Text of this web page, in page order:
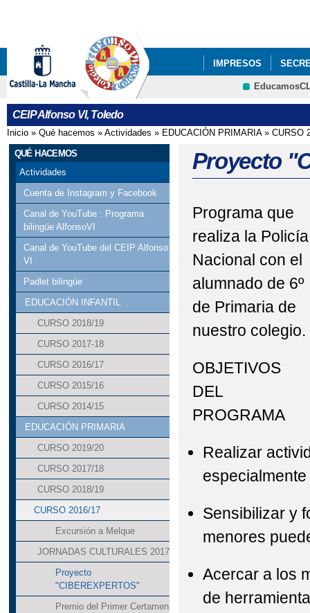
IMPRESOS
PROYECTOS DE
CEIP Alfonso VI, Toledo
Se encuentra usted aquí
Inicio » Qué hacemos » Actividades » EDUCACIÓN PRIMARIA» CURSO
QUÉ HACEMOS
Actividades
Cuenta de Instagram y Facebook
Canal de YouTube : Programa
bilingüe AlfonsoVI
Canal de YouTube del CEIP Alfonso
VI
Padlet bilingüe
EDUCACIÓN INFANTIL
CURSO 2018/19
CURSO 2017-18
CURSO 2016/17
CURSO 2015/16
CURSO 2014/15
EDUCACIÓN PRIMARIA
CURSO 2019/20
CURSO 2017/18
CURSO 2018/19
CURSO 2016/17
Excursión a Melque
JORNADAS CULTURALES 2017
Proyecto
"CIBEREXPERTOS"
Premio del Primer Certamen
Proyecto
Programa que
realiza la Policía
Nacional con el
alumnado de 6º
de Primaria de
nuestro colegio.
OBJETIVOS
DEL
PROGRAMA
Realizar
Sensibilizar y
menores
Acercar a los
de